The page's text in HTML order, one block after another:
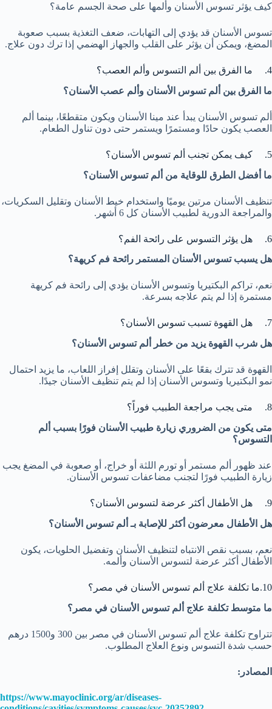
كيف يؤثر تسوس الأسنان وألمها على صحة الجسم عامة؟
تسوس الأسنان قد يؤدي إلى التهابات، ضعف التغذية بسبب صعوبة
المضغ، ويمكن أن يؤثر على القلب والجهاز الهضمي إذا ترك دون علاج.
4. ما الفرق بين ألم التسوس وألم العصب؟
ما الفرق بين ألم تسوس الأسنان وألم عصب الأسنان؟
ألم تسوس الأسنان يبدأ عند مينا الأسنان ويكون متقطعًا، بينما ألم
العصب يكون حادًا ومستمرًا ويستمر حتى دون تناول الطعام.
5. كيف يمكن تجنب ألم تسوس الأسنان؟
ما أفضل الطرق للوقاية من ألم تسوس الأسنان؟
تنظيف الأسنان مرتين يوميًا واستخدام خيط الأسنان وتقليل السكريات،
والمراجعة الدورية لطبيب الأسنان كل 6 أشهر.
6. هل يؤثر التسوس على رائحة الفم؟
هل يسبب تسوس الأسنان المستمر رائحة فم كريهة؟
نعم، تراكم البكتيريا وتسوس الأسنان يؤدي إلى رائحة فم كريهة
مستمرة إذا لم يتم علاجه بسرعة.
7. هل القهوة تسبب تسوس الأسنان؟
هل شرب القهوة يزيد من خطر ألم تسوس الأسنان؟
القهوة قد تترك بقعًا على الأسنان وتقلل إفراز اللعاب، ما يزيد احتمال
نمو البكتيريا وتسوس الأسنان إذا لم يتم تنظيف الأسنان جيدًا.
8. متى يجب مراجعة الطبيب فوراً؟
متى يكون من الضروري زيارة طبيب الأسنان فورًا بسبب ألم
التسوس؟
عند ظهور ألم مستمر أو تورم اللثة أو خراج، أو صعوبة في المضغ يجب
زيارة الطبيب فورًا لتجنب مضاعفات تسوس الأسنان.
9. هل الأطفال أكثر عرضة لتسوس الأسنان؟
هل الأطفال معرضون أكثر للإصابة بـ ألم تسوس الأسنان؟
نعم، بسبب نقص الانتباه لتنظيف الأسنان وتفضيل الحلويات، يكون
الأطفال أكثر عرضة لتسوس الأسنان وألمه.
10.ما تكلفة علاج ألم تسوس الأسنان في مصر؟
ما متوسط تكلفة علاج ألم تسوس الأسنان في مصر؟
تتراوح تكلفة علاج ألم تسوس الأسنان في مصر بين 300 و1500 درهم
حسب شدة التسوس ونوع العلاج المطلوب.
المصادر:
https://www.mayoclinic.org/ar/diseases-